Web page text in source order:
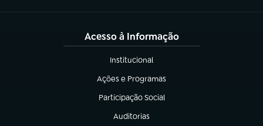
Acesso à Informação
Institucional
(abre em nova aba)
Ações e Programas
(abre em nova aba)
Participação Social
(abre em nova aba)
Auditorias
(abre em nova aba)